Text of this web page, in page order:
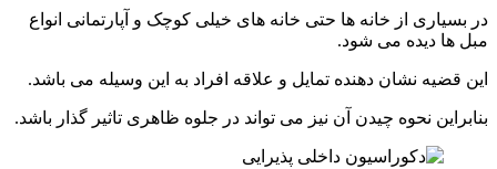
در بسیاری از خانه ها حتی خانه های خیلی کوچک و آپارتمانی انواع
مبل ها دیده می شود.
این قضیه نشان دهنده تمایل و علاقه افراد به این وسیله می باشد.
بنابراین نحوه چیدن آن نیز می تواند در جلوه ظاهری تاثیر گذار باشد.